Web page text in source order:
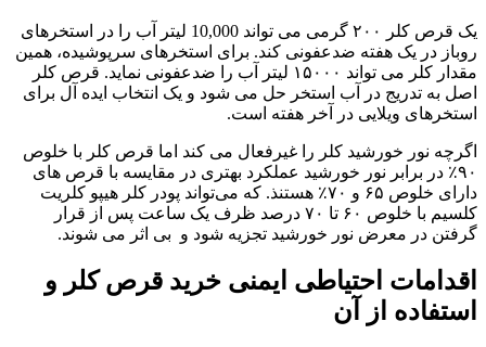
یک قرص کلر ۲۰۰ گرمی می‌ تواند 10,000 لیتر آب را در استخرهای
روباز در یک هفته ضدعفونی کند. برای استخرهای سرپوشیده، همین
مقدار کلر می تواند ۱۵۰۰۰ لیتر آب را ضدعفونی نماید. قرص‌ کلر
اصل به تدریج در آب استخر حل می‌ شود و یک انتخاب ایده آل برای
استخرهای ویلایی در آخر هفته است.
اگرچه نور خورشید کلر را غیرفعال می‌ کند اما قرص کلر با خلوص
۹۰٪ در برابر نور خورشید عملکرد بهتری در مقایسه با قرص های
دارای خلوص ۶۵ و ۷۰٪ هستنذ. که می‌تواند پودر کلر هیپو کلریت
کلسیم با خلوص ۶۰ تا ۷۰ درصد ظرف یک ساعت پس از قرار
گرفتن در معرض نور خورشید تجزیه شود و بی‌ اثر می شوند.
اقدامات احتیاطی ایمنی خرید قرص کلر و
استفاده از آن